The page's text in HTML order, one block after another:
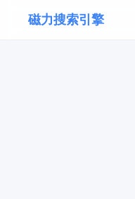
磁力搜索引擎